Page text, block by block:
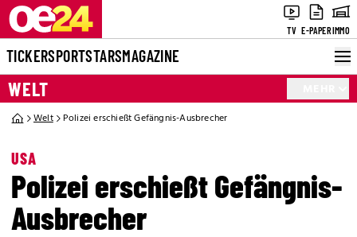
TV E-PAPERIMMO
TICKERSPORTSTARSMAGAZINE
WELT
Welt Polizei erschießt Gefängnis-Ausbrecher
USA
Polizei erschießt Gefängnis-
Ausbrecher